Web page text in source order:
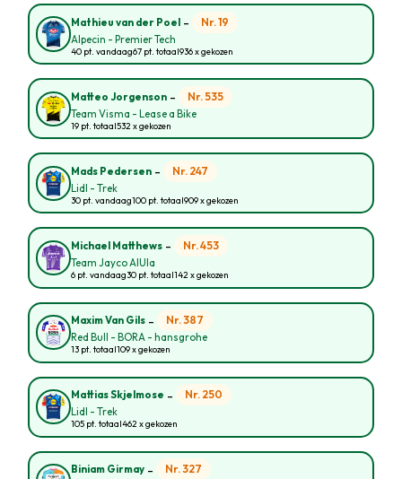
Mathieu van der Poel - Nr. 19
Alpecin - Premier Tech
40 pt. vandaag67 pt. totaal936 x gekozen
Matteo Jorgenson - Nr. 535
Team Visma - Lease a Bike
19 pt. totaal532 x gekozen
Mads Pedersen - Nr. 247
Lidl - Trek
30 pt. vandaag100 pt. totaal909 x gekozen
Michael Matthews - Nr. 453
Team Jayco AlUla
6 pt. vandaag30 pt. totaal142 x gekozen
Maxim Van Gils - Nr. 387
Red Bull - BORA - hansgrohe
13 pt. totaal109 x gekozen
Mattias Skjelmose - Nr. 250
Lidl - Trek
105 pt. totaal462 x gekozen
Biniam Girmay - Nr. 327